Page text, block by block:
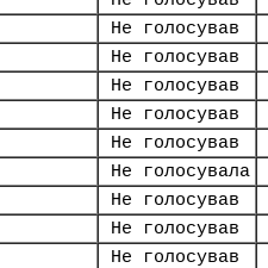
Не голосував
Не голосував
Не голосував
Не голосував
Не голосував
Не голосувала
Не голосував
Не голосував
Не голосував